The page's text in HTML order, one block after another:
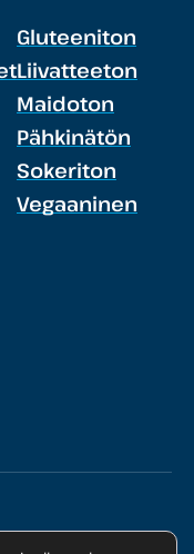
Gluteeniton
Liivatteeton
Maidoton
Pähkinätön
Sokeriton
Vegaaninen